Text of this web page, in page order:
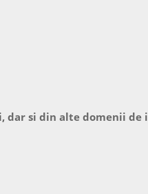
dar si din alte domenii de